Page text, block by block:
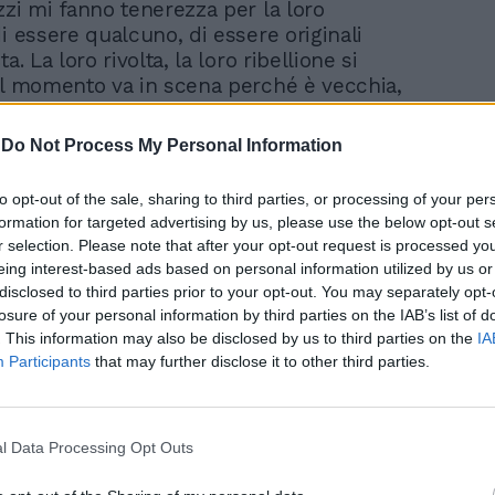
Do Not Process My Personal Information
opt-out of the sale, sharing to third parties, or processing of your
for targeted advertising by us, please use the below opt-out
selection. Please note that after your opt-out request is processed
interest-based ads based on personal information utilized by us
to third parties prior to your opt-out. You may separately
of your personal information by third parties on the IAB’s list of
This information may also be disclosed by us to third parties on the
Participants that may further disclose it to other third parties.
Data Processing Opt Outs
mi fanno tenerezza per la loro
essere qualcuno, di essere originali
La loro rivolta, la loro ribellione si
momento va in scena perché è vecchia,
davvero di stupire, di
di provocare sedendosi sull’asfalto o
Per piacere... Il linguaggio ribelle di
è degno di una generazione di
stanchi replicanti cui manca una linfa
si può essere ribelli senza idee, non si
provocatori senza mettere a fuoco cosa la
messaggio provocatorio, quale ne sia la